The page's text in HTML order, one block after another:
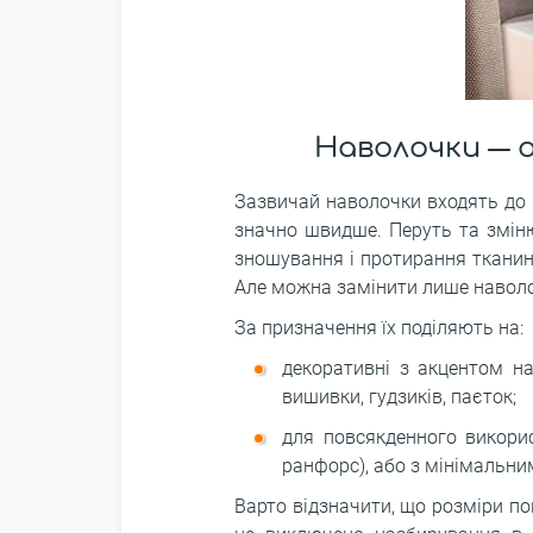
Наволочки ―
Зазвичай наволочки входять
значно швидше. Перуть та
зношування і протирання
Але можна замінити лише
За призначення їх поділяють на:
декоративні з акцентом
вишивки, гудзиків, паєток;
для повсякденного
ранфорс), або з
Варто відзначити, що розміри